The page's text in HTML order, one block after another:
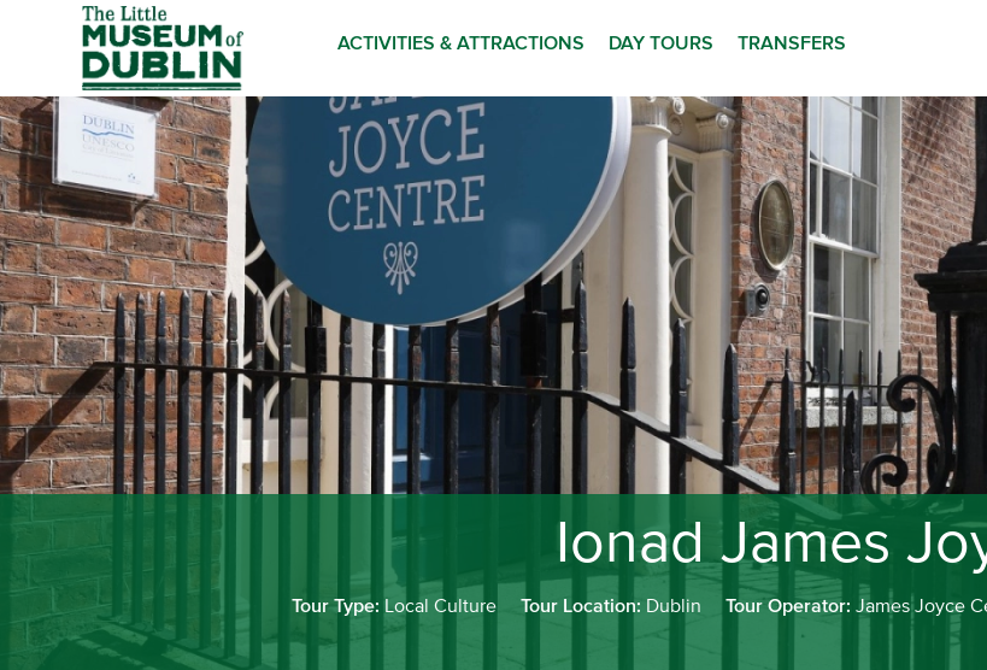
ACTIVITIES & ATTRACTIONS DAY TOURS TRANSFERS
Ionad James
Tour Type: Local Culture Tour Location: Dublin Tour Operator: James Joyce